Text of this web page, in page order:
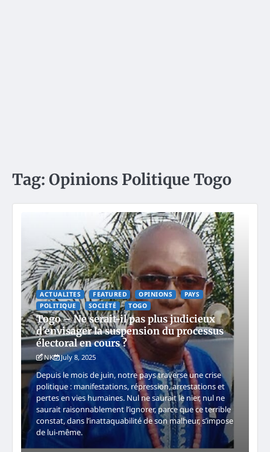
Tag: Opinions Politique Togo
ACTUALITES FEATURED OPINIONS
PAYS
POLITIQUE
SOCIÉTÉ TOGO
Togo – Ne serait-il pas plus judicieux
d’envisager la suspension du processus
électoral en cours ?
NK July 8, 2025
Depuis le mois de juin, notre pays traverse une crise
politique : manifestations, répression, arrestations et
pertes en vies humaines. Nul ne saurait le nier, nul ne
saurait raisonnablement l’ignorer, parce que ce terrible
constat, dans l’inattaquabilité de son malheur, s’impose
de lui-même.